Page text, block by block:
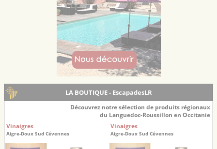
LA BOUTIQUE - EscapadesLR
Découvrez notre sélection de produits régionaux
du Languedoc-Roussillon en Occitanie
Vinaigres
Aigre-Doux Sud Cévennes
Vinaigres
Aigre-Doux Sud Cévennes